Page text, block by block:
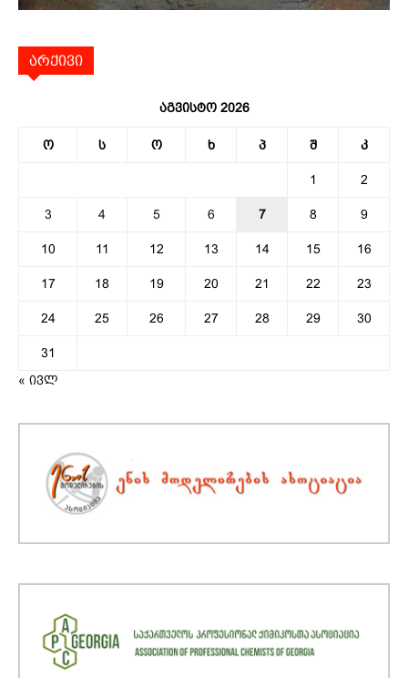
არქივი
აგვისტო 2026
ო ს ო ხ პ შ კ
1 2
3 4 5 6 7 8 9
10 11 12 13 14 15 16
17 18 19 20 21 22 23
24 25 26 27 28 29 30
31
« ივლ